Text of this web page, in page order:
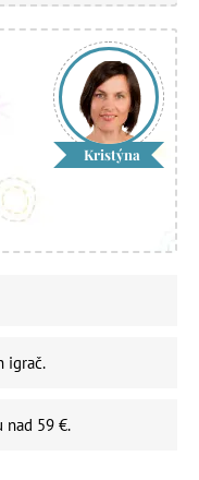
Kristýna
igrač.
nad 59 €.